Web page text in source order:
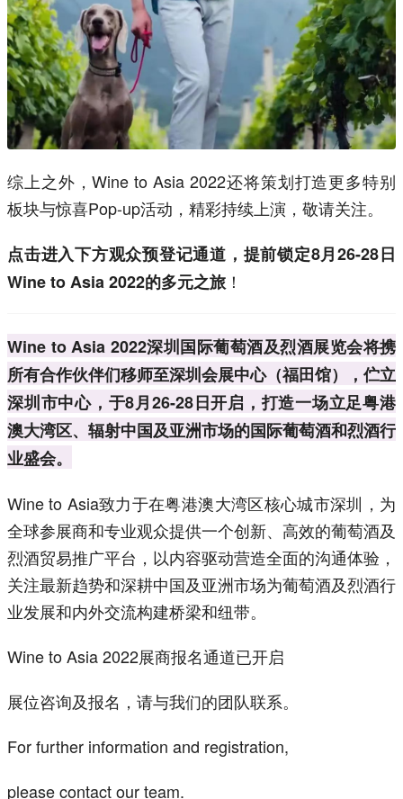
综上之外，Wine to Asia 2022还将策划打造更多特别
板块与惊喜Pop-up活动，精彩持续上演，敬请关注。
点击进入下方观众预登记通道，提前锁定8月26-28日
Wine to Asia 2022的多元之旅 ！
Wine to Asia 2022深圳国际葡萄酒及烈酒展览会将携
所有合作伙伴们移师至深圳会展中心（福田馆），伫立
深圳市中心，于8月26-28日开启，打造一场立足粤港
澳大湾区、辐射中国及亚洲市场的国际葡萄酒和烈酒行
业盛会。
Wine to Asia致力于在粤港澳大湾区核心城市深圳，为
全球参展商和专业观众提供一个创新、高效的葡萄酒及
烈酒贸易推广平台，以内容驱动营造全面的沟通体验，
关注最新趋势和深耕中国及亚洲市场为葡萄酒及烈酒行
业发展和内外交流构建桥梁和纽带。
Wine to Asia 2022展商报名通道已开启
展位咨询及报名，请与我们的团队联系。
For further information and registration,
please contact our team.